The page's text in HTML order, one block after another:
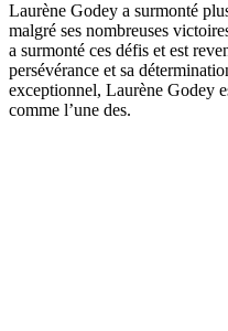
Laurène Godey a surmonté
malgré ses nombreuses
a surmonté ces défis et est
persévérance et sa
exceptionnel, Laurène Godey
comme l’une des.